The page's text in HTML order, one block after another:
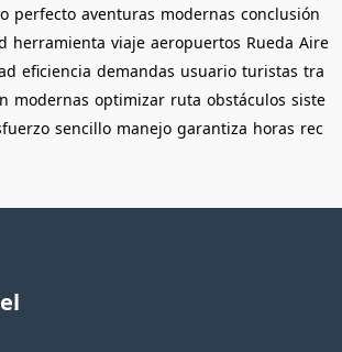
perfecto aventuras modernas conclusión
herramienta viaje aeropuertos Rueda Aire
eficiencia demandas usuario turistas tra
modernas optimizar ruta obstáculos siste
sencillo manejo garantiza horas rec